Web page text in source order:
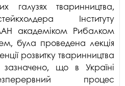
галузях тваринництва,
Інституту
академіком Рибалком
була проведена лекція
розвитку тваринництва
що в Україні
процес